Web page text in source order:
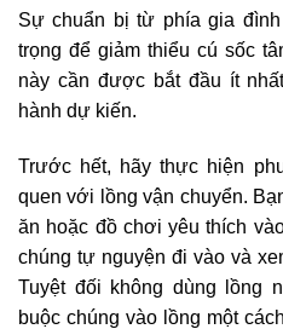
Sự chuẩn bị từ phía gia
trọng để giảm thiểu cú sốc
này cần được bắt đầu ít
hành dự kiến.
Trước hết, hãy thực hiện
quen với lồng vận chuyển.
ăn hoặc đồ chơi yêu thích
chúng tự nguyện đi vào và
Tuyệt đối không dùng lồng
buộc chúng vào lồng một